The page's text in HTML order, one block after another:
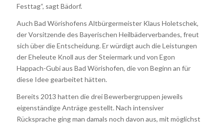
Festtag“, sagt Bädorf.
Auch Bad Wörishofens Altbürgermeister Klaus Holetschek,
der Vorsitzende des Bayerischen Heilbäderverbandes, freut
sich über die Entscheidung. Er würdigt auch die Leistungen
der Eheleute Knoll aus der Steiermark und von Egon
Happach-Gubi aus Bad Wörishofen, die von Beginn an für
diese Idee gearbeitet hätten.
Bereits 2013 hatten die drei Bewerbergruppen jeweils
eigenständige Anträge gestellt. Nach intensiver
Rücksprache ging man damals noch davon aus, mit möglichst